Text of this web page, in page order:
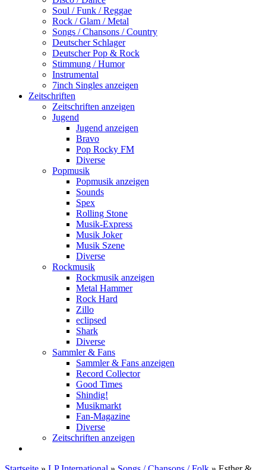
Soul / Funk / Reggae
Rock / Glam / Metal
Songs / Chansons / Country
Deutscher Schlager
Deutscher Pop & Rock
Stimmung / Humor
Instrumental
7inch Singles anzeigen
Zeitschriften
Zeitschriften anzeigen
Jugend
Jugend anzeigen
Bravo
Pop Rocky FM
Diverse
Popmusik
Popmusik anzeigen
Sounds
Spex
Rolling Stone
Musik-Express
Musik Joker
Musik Szene
Diverse
Rockmusik
Rockmusik anzeigen
Metal Hammer
Rock Hard
Zillo
eclipsed
Shark
Diverse
Sammler & Fans
Sammler & Fans anzeigen
Record Collector
Good Times
Shindig!
Musikmarkt
Fan-Magazine
Diverse
Zeitschriften anzeigen